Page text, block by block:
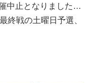
中止となりました…
終戦の土曜日予選、